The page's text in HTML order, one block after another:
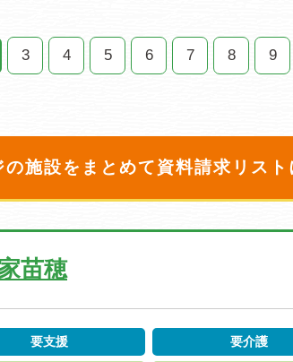
3 4 5 6 7 8 9
の施設をまとめて資料請求リスト
苗穂
要支援 要介護